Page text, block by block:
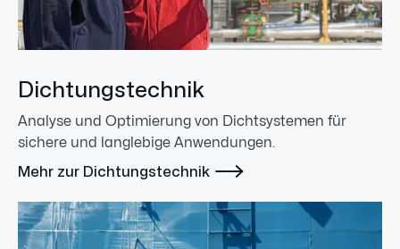
Dichtungstechnik
Analyse und Optimierung von Dichtsystemen für
sichere und langlebige Anwendungen.
Mehr zur Dichtungstechnik 